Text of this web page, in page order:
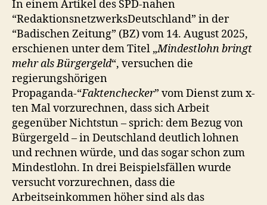
In einem Artikel des SPD-nahen
“RedaktionsnetzwerksDeutschland” in der
“Badischen Zeitung” (BZ) vom 14. August 2025,
erschienen unter dem Titel „Mindestlohn bringt
mehr als Bürgergeld“, versuchen die
regierungshörigen
Propaganda-“Faktenchecker” vom Dienst zum x-
ten Mal vorzurechnen, dass sich Arbeit
gegenüber Nichtstun – sprich: dem Bezug von
Bürgergeld – in Deutschland deutlich lohnen
und rechnen würde, und das sogar schon zum
Mindestlohn. In drei Beispielsfällen wurde
versucht vorzurechnen, dass die
Arbeitseinkommen höher sind als das